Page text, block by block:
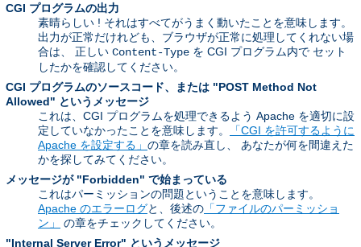
CGI プログラムの出力
素晴らしい ! それはすべてがうまく動いたことを意味します。
出力が正常だけれども、ブラウザが正常に処理してくれない場
合は、 正しい Content-Type を CGI プログラム内で セット
したかを確認してください。
CGI プログラムのソースコード、または "POST Method Not
Allowed" というメッセージ
これは、CGI プログラムを処理できるよう Apache を適切に設
定していなかったことを意味します。
「CGI を許可するように
Apache を設定する」 の章を読み直し、 あなたが何を間違えた
かを探してみてください。
メッセージが "Forbidden" で始まっている
これはパーミッションの問題ということを意味します。
Apache のエラーログと、後述の 「ファイルのパーミッショ
ン」
の章をチェックしてください。
"Internal Server Error" というメッセージ